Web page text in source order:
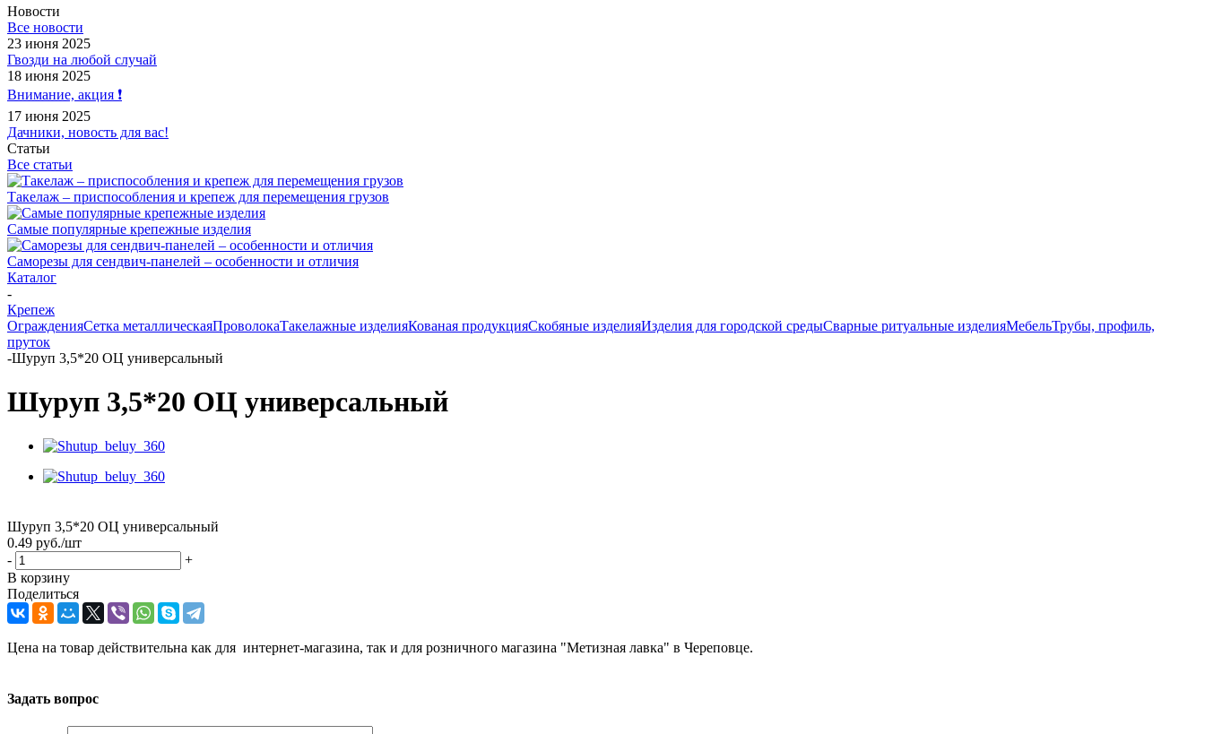
Новости
Все новости
23 июня 2025
Гвозди на любой случай
18 июня 2025
Внимание, акция ❗️
17 июня 2025
Дачники, новость для вас!
Статьи
Все статьи
Такелаж – приспособления и крепеж для перемещения грузов
Самые популярные крепежные изделия
Саморезы для сендвич-панелей – особенности и отличия
Каталог
-
Крепеж
ОгражденияСетка металлическаяПроволокаТакелажные изделияКованая продукцияСкобяные изделияИзделия для городской средыСварные ритуальные изделияМебельТрубы, профиль,
пруток
-Шуруп 3,5*20 ОЦ универсальный
Шуруп 3,5*20 ОЦ универсальный
Шуруп 3,5*20 ОЦ универсальный
0.49 руб./шт
-
+
В корзину
Поделиться
Цена на товар действительна как для интернет-магазина, так и для розничного магазина "Метизная лавка" в Череповце.
Задать вопрос